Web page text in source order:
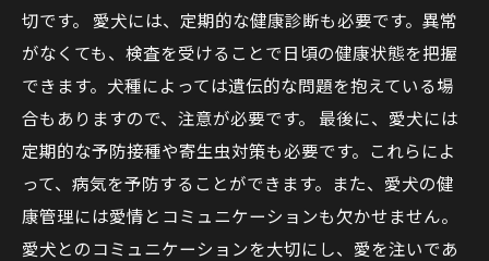
切です。 愛犬には、定期的な健康診断も必要です。異常
がなくても、検査を受けることで日頃の健康状態を把握
できます。犬種によっては遺伝的な問題を抱えている場
合もありますので、注意が必要です。 最後に、愛犬には
定期的な予防接種や寄生虫対策も必要です。これらによ
って、病気を予防することができます。また、愛犬の健
康管理には愛情とコミュニケーションも欠かせません。
愛犬とのコミュニケーションを大切にし、愛を注いであ